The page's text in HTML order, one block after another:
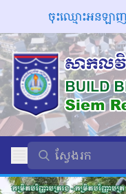
ចុះឈ្មោះអនឡាញ